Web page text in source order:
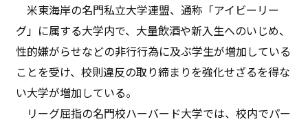
米東海岸の名門私立大学連盟、通称「アイビーリー
グ」に属する大学内で、大量飲酒や新入生へのいじめ、
性的嫌がらせなどの非行行為に及ぶ学生が増加している
ことを受け、校則違反の取り締まりを強化せざるを得な
い大学が増加している。
リーグ屈指の名門校ハーバード大学では、校内でパー